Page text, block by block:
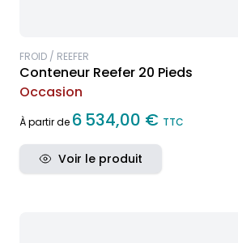
FROID / REEFER
Conteneur Reefer 20 Pieds
Occasion
À partir de 6 534,00 € TTC
Voir le produit